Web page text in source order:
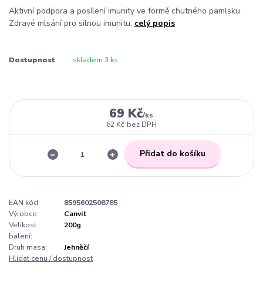
Aktivní podpora a posílení imunity ve formě chutného pamlsku.
Zdravé mlsání pro silnou imunitu. celý popis
Dostupnost skladem 3 ks
69 Kč/ks
62 Kč bez DPH
Přidat do košíku
EAN kód:
8595602508785
Výrobce:
Canvit
Velikost
balení:
200g
Druh masa:
Jehněčí
Hlídat cenu / dostupnost